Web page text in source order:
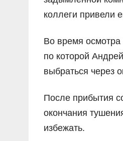
коллеги привели
Во время
по которой
выбраться через
После прибытия
окончания
избежать.